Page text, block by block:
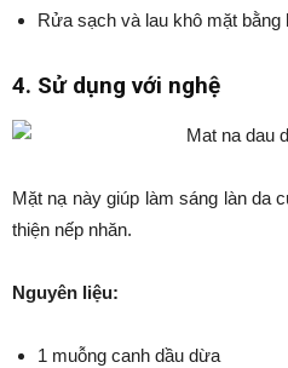
Rửa sạch và lau khô mặt bằng
4. Sử dụng với nghệ
Mặt nạ này giúp làm sáng làn da
thiện nếp nhăn.
Nguyên liệu:
1 muỗng canh dầu dừa